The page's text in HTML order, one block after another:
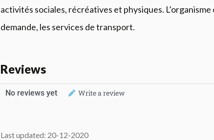
activités sociales, récréatives et physiques.
demande, les services de transport.
Reviews
No reviews yet Write a review
Last updated: 20-12-2020